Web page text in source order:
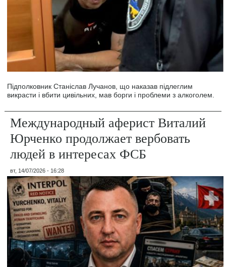
Підполковник Станіслав Лучанов, що наказав підлеглим
викрасти і вбити цивільних, мав борги і проблеми з алкоголем.
Международный аферист Виталий
Юрченко продолжает вербовать
людей в интересах ФСБ
вт, 14/07/2026 - 16:28